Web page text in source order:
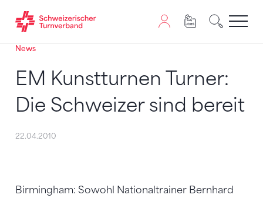
Zum Inhalt springen
Zur Sitemap navigieren
Zum Navigieren dieser Seite wird JavaScript benötigt.
News
EM Kunstturnen Turner:
Die Schweizer sind bereit
22.04.2010
Birmingham: Sowohl Nationaltrainer Bernhard